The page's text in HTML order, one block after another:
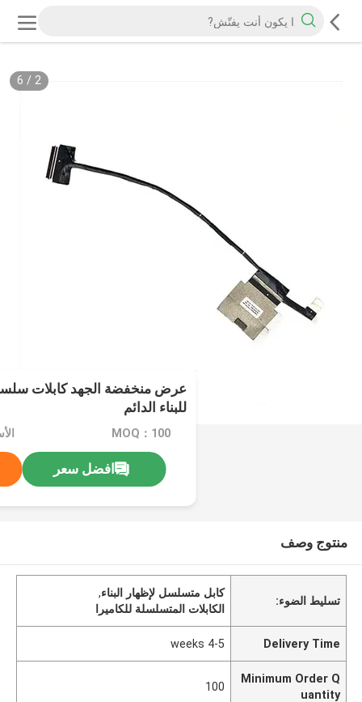
2
/
6
للبناء الدائم
MOQ：100
افضل سعر
منتوج وصف
تسليط الضوء:
كابل متسلسل لإظهار البناء,
الكابلات المتسلسلة للكاميرا
Delivery Time
4-5 weeks
Minimum Order Q
uantity
100